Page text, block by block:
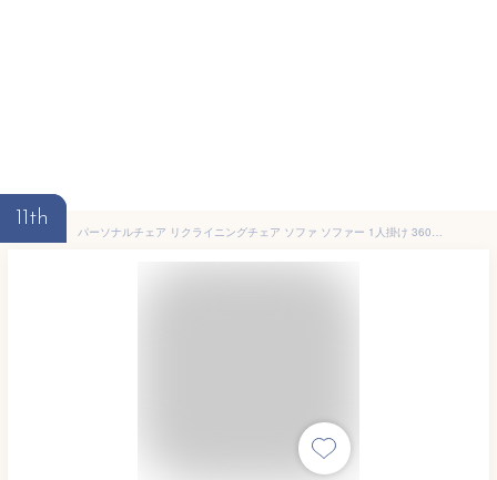
11th
パーソナルチェア リクライニングチェア ソファ ソファー 1人掛け 360度 回転 オットマン PVC 合皮 フェイクレザー 組立品 書斎 アームレスト フットレスト 1年保証 PEGASUS 2 パーソナルチェア グリーン 282-00001